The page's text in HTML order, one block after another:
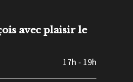
avec plaisir le
17h - 19h